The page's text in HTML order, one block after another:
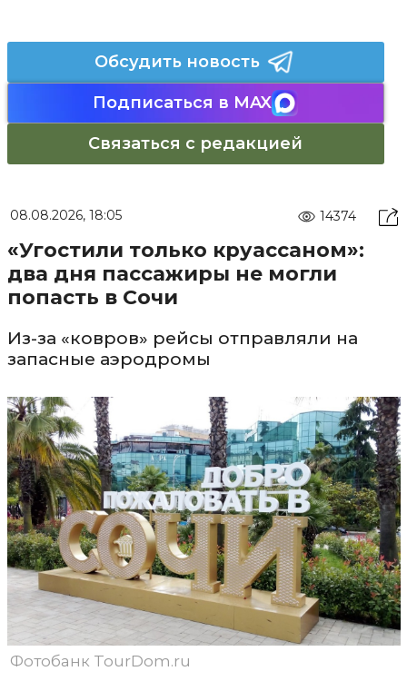
Обсудить новость
Подписаться в MAX
Связаться с редакцией
08.08.2026, 18:05 14374
«Угостили только круассаном»:
два дня пассажиры не могли
попасть в Сочи
Из-за «ковров» рейсы отправляли на
запасные аэродромы
Фотобанк TourDom.ru